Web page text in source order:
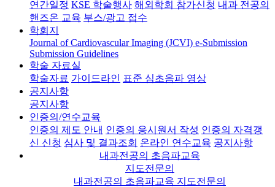
연간일정 KSE 학술행사 해외학회 참가신청 내과 전공의
핸즈온 교육 부스/광고 접수
학회지
Journal of Cardiovascular Imaging (JCVI) e-Submission
Submission Guidelines
학술 자료실
학술자료 가이드라인 표준 심초음파 영상
공지사항
공지사항
인증의/연수교육
인증의 제도 안내 인증의 응시원서 작성 인증의 자격갱
신 신청 심사 및 결과조회 온라인 연수교육 공지사항
내과전공의 초음파교육
지도전문의
내과전공의 초음파교육 지도전문의